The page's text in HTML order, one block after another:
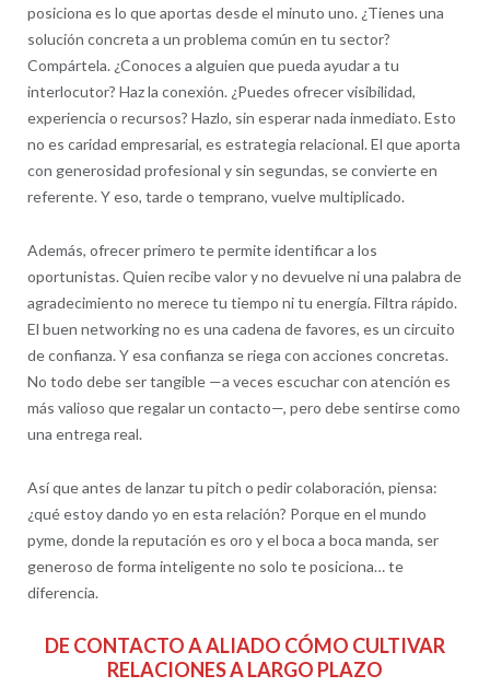
posiciona es lo que aportas desde el minuto uno. ¿Tienes una
solución concreta a un problema común en tu sector?
Compártela. ¿Conoces a alguien que pueda ayudar a tu
interlocutor? Haz la conexión. ¿Puedes ofrecer visibilidad,
experiencia o recursos? Hazlo, sin esperar nada inmediato. Esto
no es caridad empresarial, es estrategia relacional. El que aporta
con generosidad profesional y sin segundas, se convierte en
referente. Y eso, tarde o temprano, vuelve multiplicado.
Además, ofrecer primero te permite identificar a los
oportunistas. Quien recibe valor y no devuelve ni una palabra de
agradecimiento no merece tu tiempo ni tu energía. Filtra rápido.
El buen networking no es una cadena de favores, es un circuito
de confianza. Y esa confianza se riega con acciones concretas.
No todo debe ser tangible —a veces escuchar con atención es
más valioso que regalar un contacto—, pero debe sentirse como
una entrega real.
Así que antes de lanzar tu pitch o pedir colaboración, piensa:
¿qué estoy dando yo en esta relación? Porque en el mundo
pyme, donde la reputación es oro y el boca a boca manda, ser
generoso de forma inteligente no solo te posiciona… te
diferencia.
DE CONTACTO A ALIADO CÓMO CULTIVAR
RELACIONES A LARGO PLAZO